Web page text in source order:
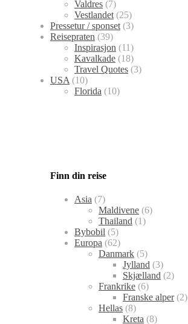
Valdres (7)
Vestlandet (25)
Pressetur / sponset (3)
Reisepraten (39)
Inspirasjon (11)
Kavalkade (18)
Travel Quotes (3)
USA (10)
Florida (10)
Finn din reise
Asia (7)
Maldivene (6)
Thailand (1)
Bybobil (5)
Europa (62)
Danmark (5)
Jylland (3)
Skjælland (2)
Frankrike (6)
Franske alper(2)
Hellas (8)
Kreta (8)